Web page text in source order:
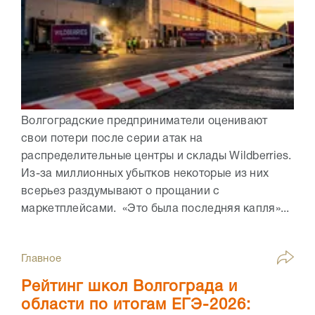
Волгоградские предприниматели оценивают
свои потери после серии атак на
распределительные центры и склады Wildberries.
Из-за миллионных убытков некоторые из них
всерьез раздумывают о прощании с
маркетплейсами. «Это была последняя капля»...
Главное
Рейтинг школ Волгограда и
области по итогам ЕГЭ-2026: